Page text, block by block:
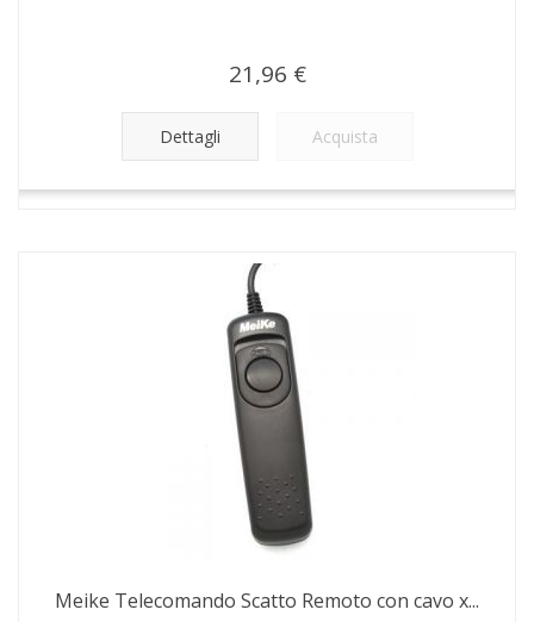
21,96 €
Dettagli Acquista
Meike Telecomando Scatto Remoto con cavo x...